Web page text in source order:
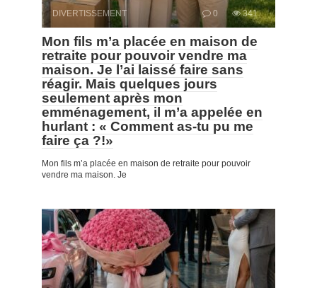
DIVERTISSEMENT 0 341
Mon fils m’a placée en maison de
retraite pour pouvoir vendre ma
maison. Je l’ai laissé faire sans
réagir. Mais quelques jours
seulement après mon
emménagement, il m’a appelée en
hurlant : « Comment as-tu pu me
faire ça ?!»
Mon fils m’a placée en maison de retraite pour pouvoir
vendre ma maison. Je